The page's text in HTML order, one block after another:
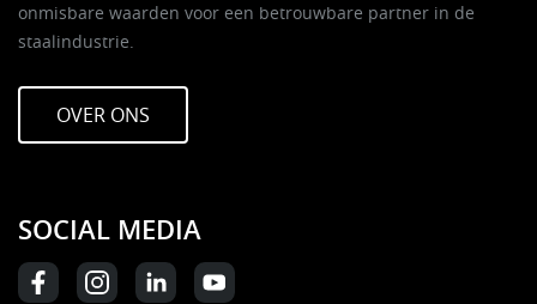
onmisbare waarden voor een betrouwbare partner in de
staalindustrie.
OVER ONS
SOCIAL MEDIA